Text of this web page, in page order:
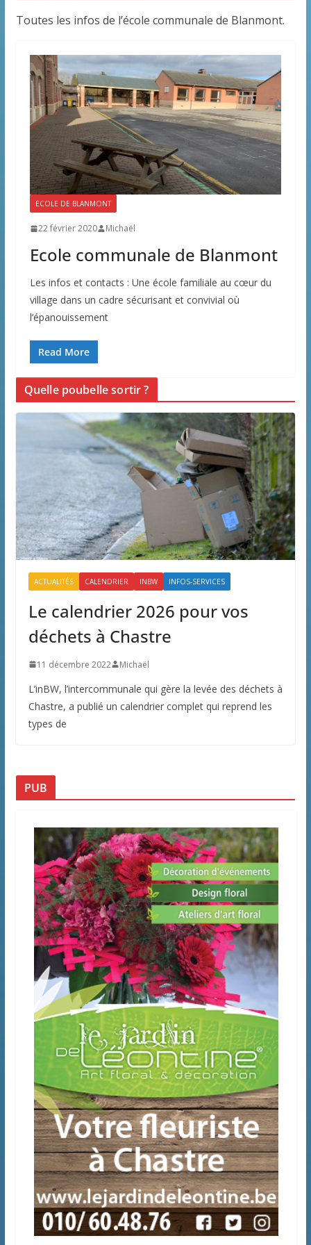
Toutes les infos de l’école communale de Blanmont.
ECOLE DE BLANMONT
22 février 2020 Michaël
Ecole communale de Blanmont
Les infos et contacts : Une école familiale au cœur du
village dans un cadre sécurisant et convivial où
l’épanouissement
Read More
Quelle poubelle sortir ?
ACTUALITÉS CALENDRIER INBW INFOS-SERVICES
Le calendrier 2026 pour vos
déchets à Chastre
11 décembre 2022 Michaël
L’inBW, l’intercommunale qui gère la levée des déchets à
Chastre, a publié un calendrier complet qui reprend les
types de
PUB